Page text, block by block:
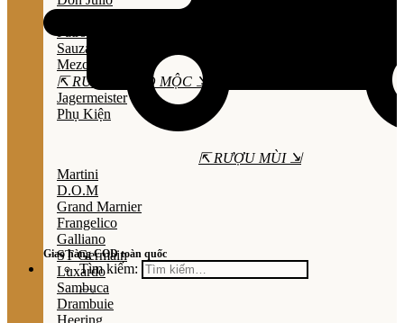
Giao hàng COD toàn quốc
Tìm kiếm:
Sauza
Mezcal
⇱ RƯỢU THẢO MỘC ⇲
Jagermeister
Phụ Kiện
⇱ RƯỢU MÙI ⇲
Martini
D.O.M
Grand Marnier
Frangelico
Galliano
ST Germain
Luxardo
Sambuca
Drambuie
Heering